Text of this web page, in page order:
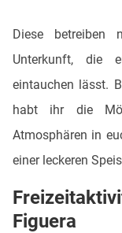
Diese betreiben
Unterkunft, die
eintauchen lässt.
habt ihr die
Atmosphären in
einer leckeren
Figuera